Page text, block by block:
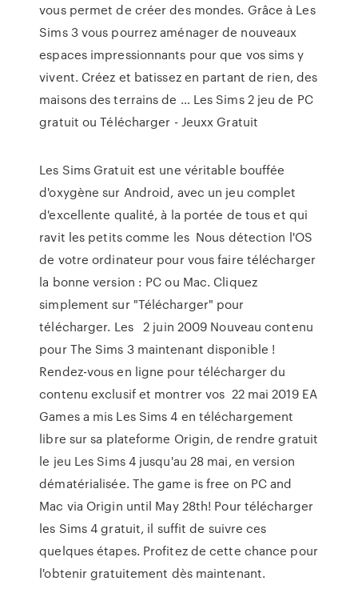
vous permet de créer des mondes. Grâce à Les
Sims 3 vous pourrez aménager de nouveaux
espaces impressionnants pour que vos sims y
vivent. Créez et batissez en partant de rien, des
maisons des terrains de … Les Sims 2 jeu de PC
gratuit ou Télécharger - Jeuxx Gratuit
Les Sims Gratuit est une véritable bouffée
d'oxygène sur Android, avec un jeu complet
d'excellente qualité, à la portée de tous et qui
ravit les petits comme les Nous détection l'OS
de votre ordinateur pour vous faire télécharger
la bonne version : PC ou Mac. Cliquez
simplement sur "Télécharger" pour
télécharger. Les 2 juin 2009 Nouveau contenu
pour The Sims 3 maintenant disponible !
Rendez-vous en ligne pour télécharger du
contenu exclusif et montrer vos 22 mai 2019 EA
Games a mis Les Sims 4 en téléchargement
libre sur sa plateforme Origin, de rendre gratuit
le jeu Les Sims 4 jusqu'au 28 mai, en version
dématérialisée. The game is free on PC and
Mac via Origin until May 28th! Pour télécharger
les Sims 4 gratuit, il suffit de suivre ces
quelques étapes. Profitez de cette chance pour
l'obtenir gratuitement dès maintenant.